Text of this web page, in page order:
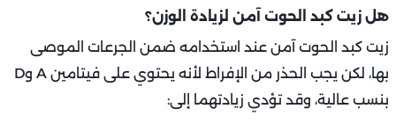
هل زيت كبد الحوت آمن لزيادة الوزن؟
زيت كبد الحوت آمن عند استخدامه ضمن الجرعات الموصى
بها، لكن يجب الحذر من الإفراط لأنه يحتوي على فيتامين A وD
بنسب عالية، وقد تؤدي زيادتهما إلى: